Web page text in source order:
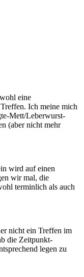
eine
Ich meine mich
Mett/Leberwurst-
(aber nicht mehr
wird auf einen
wir mal, die
terminlich als auch
nicht ein Treffen im
die Zeitpunkt-
legen zu